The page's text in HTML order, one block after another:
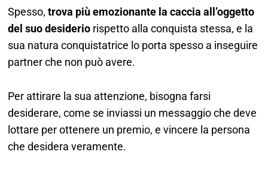
Spesso,trova più emozionante la caccia all’oggetto
del suo desiderio rispetto alla conquista stessa, e la
sua natura conquistatrice lo porta spesso a inseguire
partner che non può avere.
Per attirare la sua attenzione, bisogna farsi
desiderare, come se inviassi un messaggio che deve
lottare per ottenere un premio, e vincere la persona
che desidera veramente.